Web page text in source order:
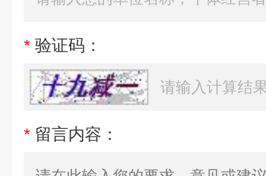
* 验证码：
* 留言内容：